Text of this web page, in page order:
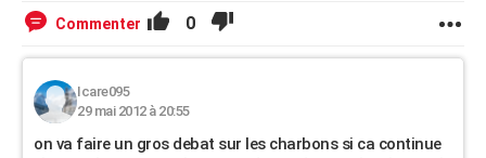
Commenter 0
Icare095
29 mai 2012 à 20:55
on va faire un gros debat sur les charbons si ca continue